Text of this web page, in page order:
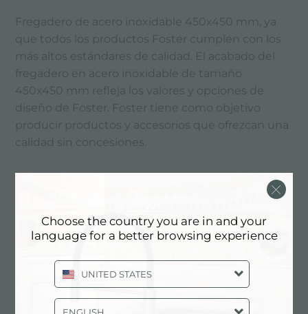
Fregadero de acero inoxidable 450x450 mm, ya
que todos los productos Foster cumplen con los
más altos estándares de calidad. El acabado del
fregadero en acero inoxidable de tamaño
450x450 mm refleja los valores y opciones de
diseño de Foster. Foster tiene como objetivo
producir productos y accesorios que ofrezcan una
calidad sin concesiones.
Choose the country you are in and your
language for a better browsing experience
UNITED STATES